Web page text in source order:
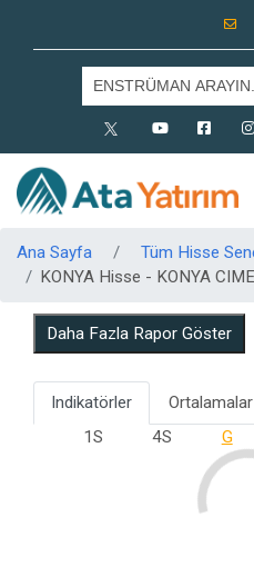
X Youtube
Ana Sayfa
Tüm Hisse
KONYA Hisse - KONYA
Daha Fazla Rapor Göster
Indikatörler
Ortalamalar
1S
4S G